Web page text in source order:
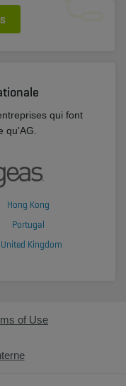
qui font
qu'AG.
Hong Kong
Portugal
United Kingdom
of Use